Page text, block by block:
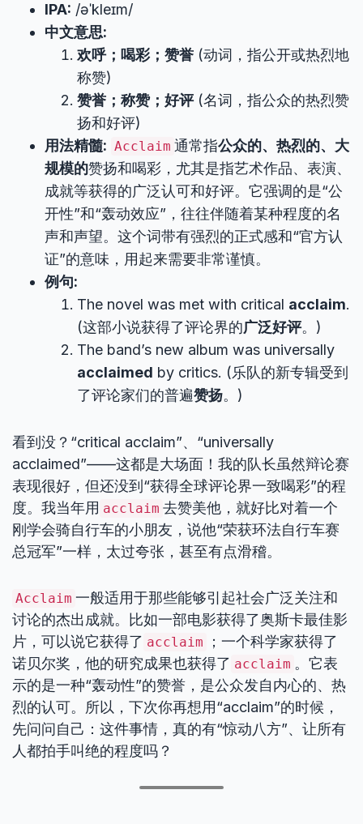
IPA: /əˈkleɪm/
中文意思:
欢呼；喝彩；赞誉 (动词，指公开或热烈地
称赞)
赞誉；称赞；好评(名词，指公众的热烈赞
扬和好评)
用法精髓: Acclaim 通常指公众的、热烈的、大
规模的赞扬和喝彩，尤其是指艺术作品、表演、
成就等获得的广泛认可和好评。它强调的是“公
开性”和“轰动效应”，往往伴随着某种程度的名
声和声望。这个词带有强烈的正式感和“官方认
证”的意味，用起来需要非常谨慎。
例句:
The novel was met with critical acclaim.
(这部小说获得了评论界的广泛好评。)
The band’s new album was universally
acclaimed by critics. (乐队的新专辑受到
了评论家们的普遍赞扬。)
看到没？“critical acclaim”、“universally
acclaimed”——这都是大场面！我的队长虽然辩论赛
表现很好，但还没到“获得全球评论界一致喝彩”的程
度。我当年用 acclaim 去赞美他，就好比对着一个
刚学会骑自行车的小朋友，说他“荣获环法自行车赛
总冠军”一样，太过夸张，甚至有点滑稽。
Acclaim 一般适用于那些能够引起社会广泛关注和
讨论的杰出成就。比如一部电影获得了奥斯卡最佳影
片，可以说它获得了 acclaim
；一个科学家获得了
诺贝尔奖，他的研究成果也获得了 acclaim 。它表
示的是一种“轰动性”的赞誉，是公众发自内心的、热
烈的认可。所以，下次你再想用“acclaim”的时候，
先问问自己：这件事情，真的有“惊动八方”、让所有
人都拍手叫绝的程度吗？